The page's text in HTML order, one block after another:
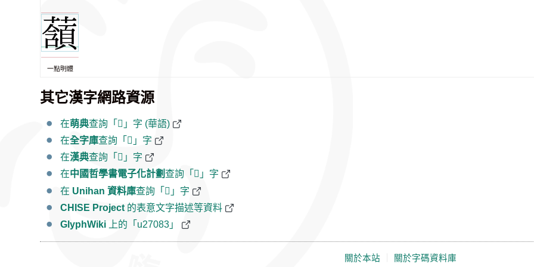
一點明體
其它漢字網路資源
在萌典查詢「𧂃」字 (華語)
在全字庫查詢「𧂃」字
在漢典查詢「𧂃」字
在中國哲學書電子化計劃 查詢「𧂃」字
在 Unihan 資料庫查詢「𧂃」字
CHISE Project 的表意文字描述等資料
GlyphWiki 上的「u27083」
關於本站 關於字碼資料庫